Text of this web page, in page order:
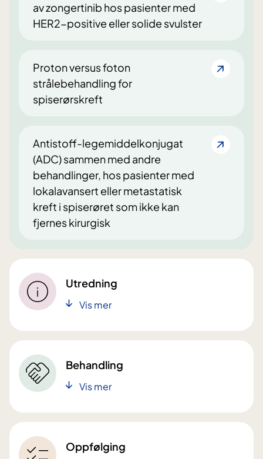
av zongertinib hos pasienter med
HER2-positive eller solide svulster
Proton versus foton
strålebehandling for
spiserørskreft
Antistoff-legemiddelkonjugat
(ADC) sammen med andre
behandlinger, hos pasienter med
lokalavansert eller metastatisk
kreft i spiserøret som ikke kan
fjernes kirurgisk
Utredning
Vis mer
Behandling
Vis mer
Oppfølging